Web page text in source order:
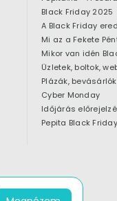
Black Friday 2025
A Black Friday
Mi az a Fekete
Mikor van idén
Üzletek, boltok,
Plázák,
Cyber Monday
Időjárás
Pepita Black Friday